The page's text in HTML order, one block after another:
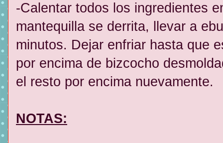
-Calentar todos los ingredientes
mantequilla se derrita, llevar a
minutos. Dejar enfriar hasta que
por encima de bizcocho
el resto por encima nuevamente.
NOTAS: